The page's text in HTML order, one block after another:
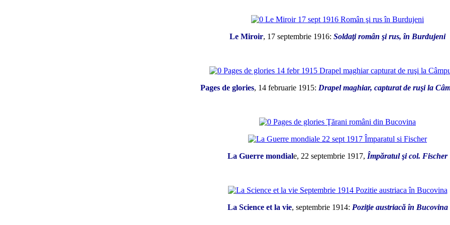
Le Miroir, 17 septembrie 1916: Soldaţi român şi rus, în Burdujeni
Pages de glories, 14 februarie 1915: Drapel maghiar, capturat de ruşi la
La Guerre mondiale, 22 septembrie 1917, Împăratul şi col. Fischer
La Science et la vie, septembrie 1914: Poziţie austriacă în Bucovina